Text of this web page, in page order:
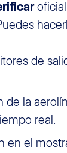
de
de la
real.
en el